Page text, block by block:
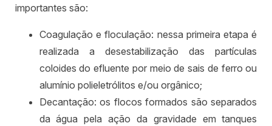
importantes são:
Coagulação e floculação: nessa primeira etapa é
realizada a desestabilização das partículas
coloides do efluente por meio de sais de ferro ou
alumínio polieletrólitos e/ou orgânico;
Decantação: os flocos formados são separados
da água pela ação da gravidade em tanques